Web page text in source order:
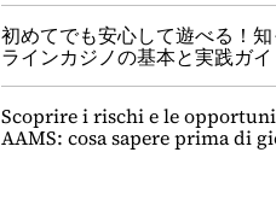
初めてでも安心して遊べる！
ラインカジノの基本と実践ガイ
Scoprire i rischi e le
AAMS: cosa sapere prima di